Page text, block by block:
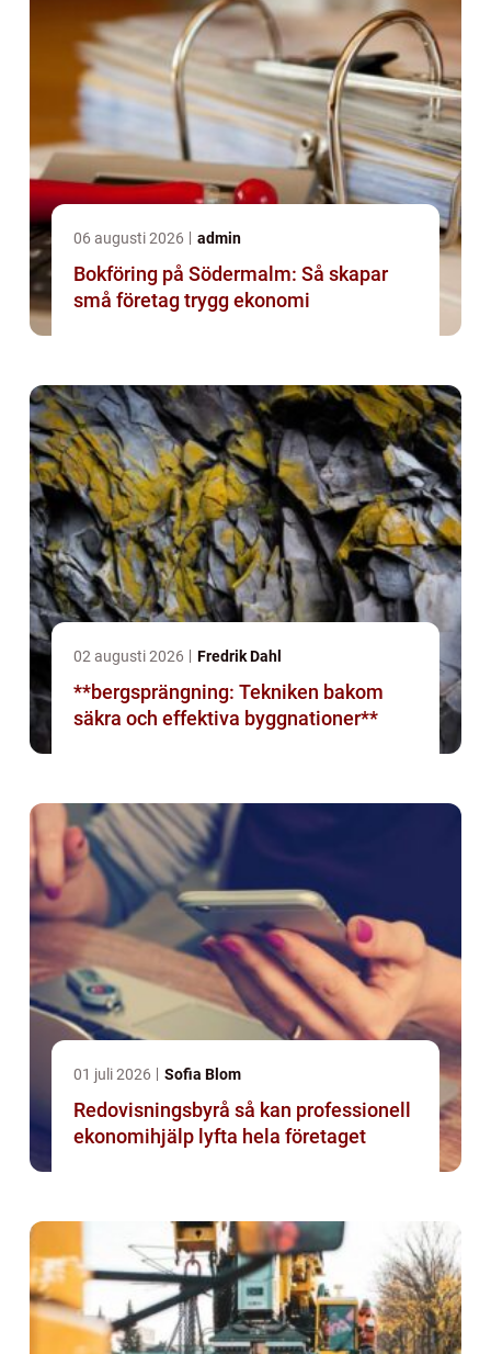
06 augusti 2026 admin
Bokföring på Södermalm: Så skapar
små företag trygg ekonomi
02 augusti 2026 Fredrik Dahl
**bergsprängning: Tekniken bakom
säkra och effektiva byggnationer**
01 juli 2026 Sofia Blom
Redovisningsbyrå så kan professionell
ekonomihjälp lyfta hela företaget